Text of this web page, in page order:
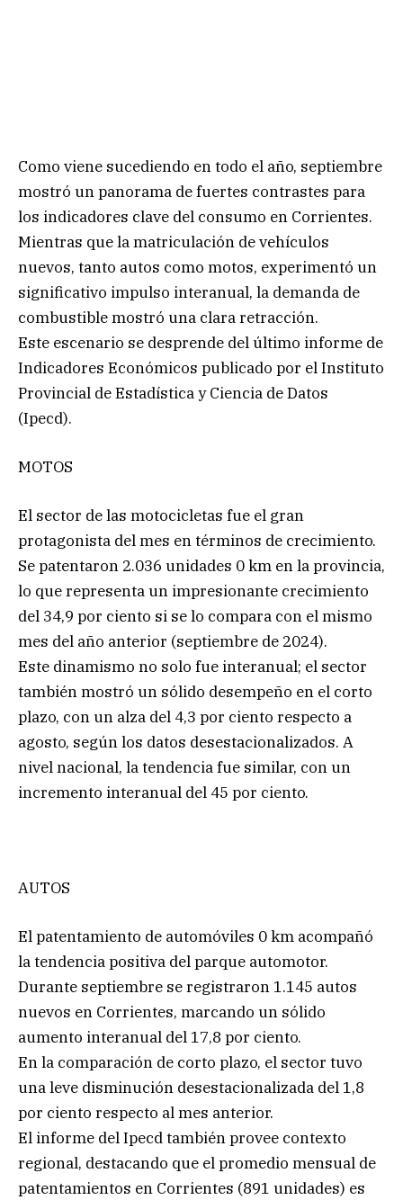
Como viene sucediendo en todo el año, septiembre
mostró un panorama de fuertes contrastes para
los indicadores clave del consumo en Corrientes.
Mientras que la matriculación de vehículos
nuevos, tanto autos como motos, experimentó un
significativo impulso interanual, la demanda de
combustible mostró una clara retracción.
Este escenario se desprende del último informe de
Indicadores Económicos publicado por el Instituto
Provincial de Estadística y Ciencia de Datos
(Ipecd).
MOTOS
El sector de las motocicletas fue el gran
protagonista del mes en términos de crecimiento.
Se patentaron 2.036 unidades 0 km en la provincia,
lo que representa un impresionante crecimiento
del 34,9 por ciento si se lo compara con el mismo
mes del año anterior (septiembre de 2024).
Este dinamismo no solo fue interanual; el sector
también mostró un sólido desempeño en el corto
plazo, con un alza del 4,3 por ciento respecto a
agosto, según los datos desestacionalizados. A
nivel nacional, la tendencia fue similar, con un
incremento interanual del 45 por ciento.
AUTOS
El patentamiento de automóviles 0 km acompañó
la tendencia positiva del parque automotor.
Durante septiembre se registraron 1.145 autos
nuevos en Corrientes, marcando un sólido
aumento interanual del 17,8 por ciento.
En la comparación de corto plazo, el sector tuvo
una leve disminución desestacionalizada del 1,8
por ciento respecto al mes anterior.
El informe del Ipecd también provee contexto
regional, destacando que el promedio mensual de
patentamientos en Corrientes (891 unidades) es